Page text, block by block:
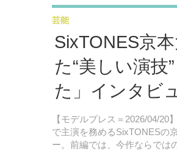
SixTONES京
た“美しい演
た」インタビ
【モデルプレス＝2026/04/
で主演を務めるSixTONESの
ー。前編では、今作ならでは
芸能